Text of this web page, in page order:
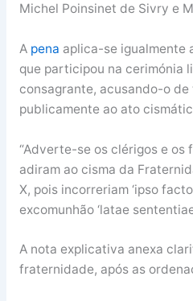
Michel Poinsinet de Sivry e
A pena aplica-se igualmente
que participou na cerimónia
consagrante, acusando-o de
publicamente ao ato
“Adverte-se os clérigos e os
adiram ao cisma da
X, pois incorreriam ‘ipso
excomunhão ‘latae
A nota explicativa anexa
fraternidade, após as